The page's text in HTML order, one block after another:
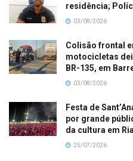
residência;
03/08/2026
Colisão frontal
motocicletas
BR-135, em
03/08/2026
Festa de
por grande
da cultura em
25/07/2026